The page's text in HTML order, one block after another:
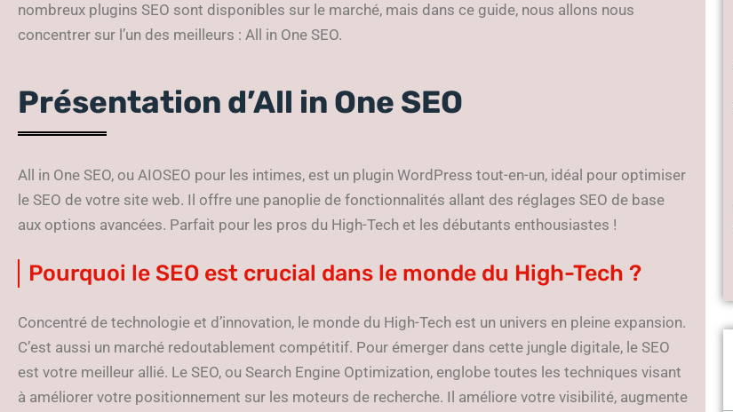
nombreux plugins SEO sont disponibles sur le marché, mais dans ce guide, nous allons nous
concentrer sur l’un des meilleurs : All in One SEO.
Présentation d’All in One SEO
All in One SEO, ou AIOSEO pour les intimes, est un plugin WordPress tout-en-un, idéal pour optimiser
le SEO de votre site web. Il offre une panoplie de fonctionnalités allant des réglages SEO de base
aux options avancées. Parfait pour les pros du High-Tech et les débutants enthousiastes !
Pourquoi le SEO est crucial dans le monde du High-Tech ?
Concentré de technologie et d’innovation, le monde du High-Tech est un univers en pleine expansion.
C’est aussi un marché redoutablement compétitif. Pour émerger dans cette jungle digitale, le SEO
est votre meilleur allié. Le SEO, ou Search Engine Optimization, englobe toutes les techniques visant
à améliorer votre positionnement sur les moteurs de recherche. Il améliore votre visibilité, augmente